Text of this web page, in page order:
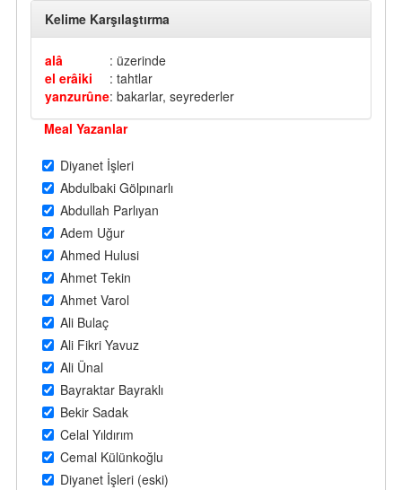
Kelime Karşılaştırma
alâ
: üzerinde
el erâiki
: tahtlar
yanzurûne: bakarlar, seyrederler
Meal Yazanlar
Diyanet İşleri
Abdulbaki Gölpınarlı
Abdullah Parlıyan
Adem Uğur
Ahmed Hulusi
Ahmet Tekin
Ahmet Varol
Ali Bulaç
Ali Fikri Yavuz
Ali Ünal
Bayraktar Bayraklı
Bekir Sadak
Celal Yıldırım
Cemal Külünkoğlu
Diyanet İşleri (eski)